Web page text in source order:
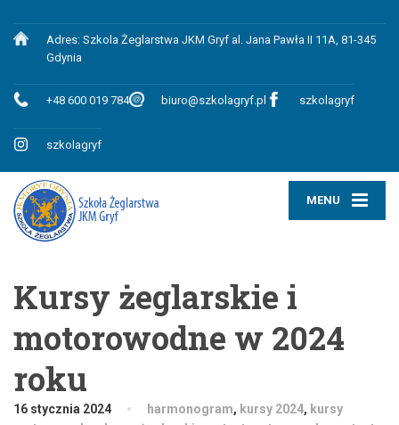
Adres: Szkola Żeglarstwa JKM Gryf al. Jana Pawła II 11A, 81-345
Gdynia
+48 600 019 784 biuro@szkolagryf.pl szkolagryf
szkolagryf
MENU
Kursy żeglarskie i
motorowodne w 2024
roku
16 stycznia 2024 harmonogram, kursy 2024, kursy